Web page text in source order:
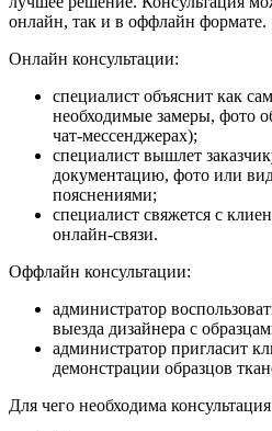
онлайн, так и в оффлайн формате.
Онлайн консультации:
специалист объяснит как
необходимые замеры, фото
чат-мессенджерах);
специалист вышлет
документацию, фото или
пояснениями;
специалист свяжется с
онлайн-связи.
Оффлайн консультации:
администратор
выезда дизайнера с
администратор пригласит
демонстрации образцов
Для чего необходима